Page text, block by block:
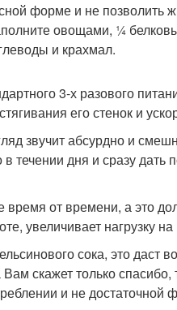
форме и не
овощами, ¼
и крахмал.
3-х разового
его стенок и
звучит абсурдно и
течении дня и сразу
время от времени, а это
увеличивает нагрузку
сока, это даст
скажет только
и не достаточной